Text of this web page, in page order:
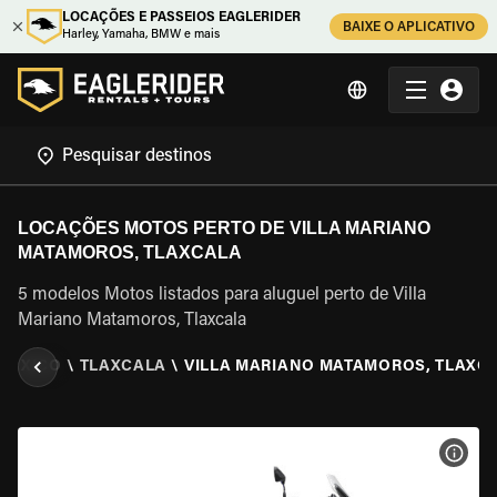
LOCAÇÕES E PASSEIOS EAGLERIDER
Harley, Yamaha, BMW e mais
BAIXE O APLICATIVO
LOCAÇÕES MOTOS PERTO DE VILLA MARIANO
MATAMOROS, TLAXCALA
5 modelos Motos listados para aluguel perto de Villa
Mariano Matamoros, Tlaxcala
\ TLAXCALA \ VILLA MARIANO MATAMOROS,
VER